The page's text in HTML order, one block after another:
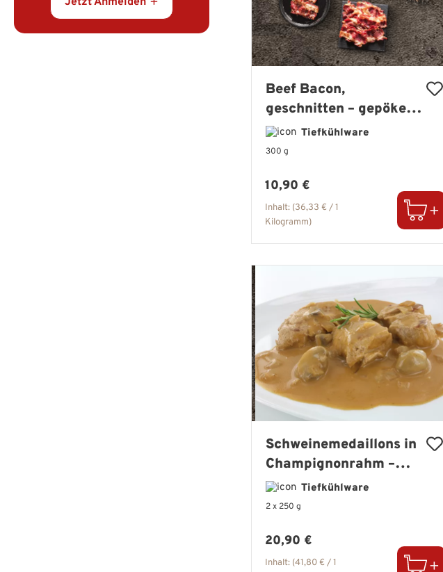
Beef Bacon,
geschnitten – gepökelt
& über Buchenholz
geräuchert
Tiefkühlware
300 g
Regulärer Preis:
10,90 €
Inhalt: (36,33 € / 1
Kilogramm)
Schweinemedaillons in
Champignonrahm –
zarte Filetstücke in
feiner Sauce
Tiefkühlware
2 x 250 g
Regulärer Preis:
20,90 €
Inhalt: (41,80 € / 1